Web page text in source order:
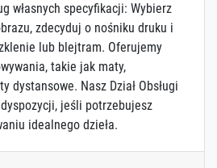
własnych specyfikacji: Wybierz
zdecyduj o nośniku druku i
lub blejtram. Oferujemy
takie jak maty,
dystansowe. Nasz Dział Obsługi
jeśli potrzebujesz
idealnego dzieła.